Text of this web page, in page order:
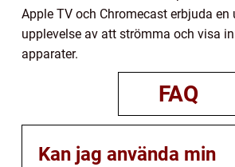
Apple TV och Chromecast erbjuda en
upplevelse av att strömma och visa
apparater.
FAQ
Kan jag använda min